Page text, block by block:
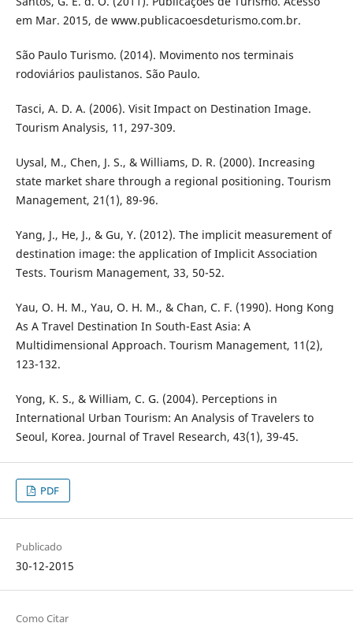
em Mar. 2015, de www.publicacoesdeturismo.com.br.
São Paulo Turismo. (2014). Movimento nos terminais
rodoviários paulistanos. São Paulo.
Tasci, A. D. A. (2006). Visit Impact on Destination Image.
Tourism Analysis, 11, 297-309.
Uysal, M., Chen, J. S., & Williams, D. R. (2000). Increasing
state market share through a regional positioning. Tourism
Management, 21(1), 89-96.
Yang, J., He, J., & Gu, Y. (2012). The implicit measurement of
destination image: the application of Implicit Association
Tests. Tourism Management, 33, 50-52.
Yau, O. H. M., Yau, O. H. M., & Chan, C. F. (1990). Hong Kong
As A Travel Destination In South-East Asia: A
Multidimensional Approach. Tourism Management, 11(2),
123-132.
Yong, K. S., & William, C. G. (2004). Perceptions in
International Urban Tourism: An Analysis of Travelers to
Seoul, Korea. Journal of Travel Research, 43(1), 39-45.
PDF
Publicado
30-12-2015
Como Citar